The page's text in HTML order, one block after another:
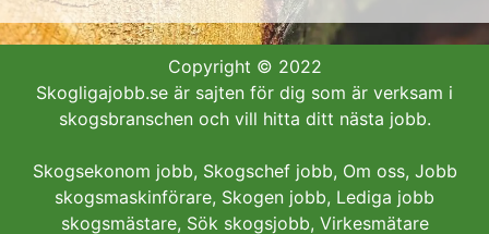
Copyright © 2022
Skogligajobb.se är sajten för dig som är verksam i
skogsbranschen och vill hitta ditt nästa jobb.
Skogsekonom jobb, Skogschef jobb, Om oss, Jobb
skogsmaskinförare, Skogen jobb, Lediga jobb
skogsmästare, Sök skogsjobb, Virkesmätare